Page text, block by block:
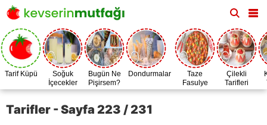
Tarif Küpü
Soğuk
İçecekler
Bugün Ne
Pişirsem?
Dondurmalar
Taze
Fasulye
Zamanı
Çilekli
Tarifleri
Tarifler - Sayfa 223 / 231